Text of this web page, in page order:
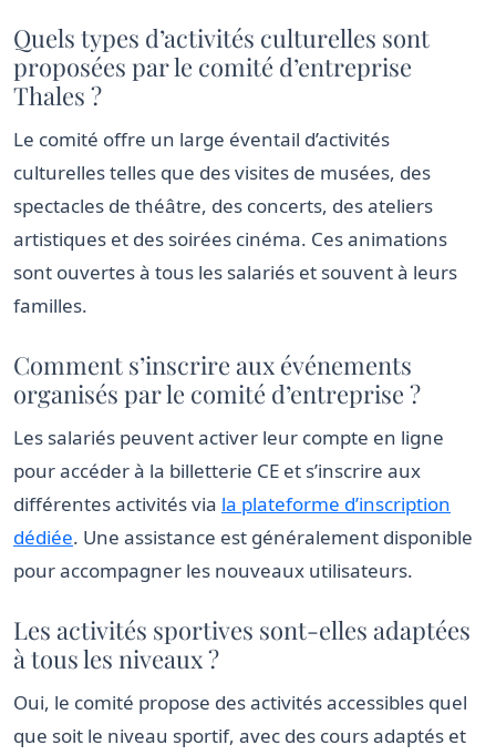
Quels types d’activités culturelles sont
proposées par le comité d’entreprise
Thales ?
Le comité offre un large éventail d’activités
culturelles telles que des visites de musées, des
spectacles de théâtre, des concerts, des ateliers
artistiques et des soirées cinéma. Ces animations
sont ouvertes à tous les salariés et souvent à leurs
familles.
Comment s’inscrire aux événements
organisés par le comité d’entreprise ?
Les salariés peuvent activer leur compte en ligne
pour accéder à la billetterie CE et s’inscrire aux
différentes activités via la plateforme d’inscription
dédiée. Une assistance est généralement disponible
pour accompagner les nouveaux utilisateurs.
Les activités sportives sont-elles adaptées
à tous les niveaux ?
Oui, le comité propose des activités accessibles quel
que soit le niveau sportif, avec des cours adaptés et